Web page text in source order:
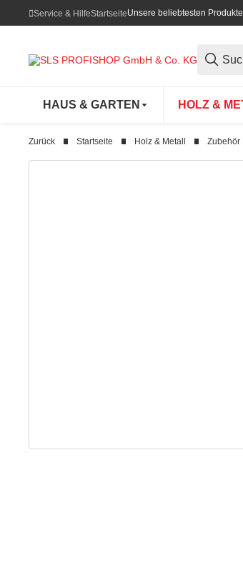
Service & HilfeStartseiteUnsere beliebtesten Produkte
HAUS & GARTEN HOLZ &
Zurück Startseite Holz & Metall Zubehör